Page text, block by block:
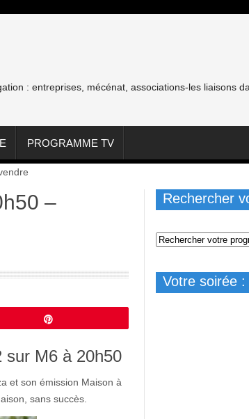
: entreprises, mécénat, associations-les liaisons
PROGRAMME TV
–
sur M6 à 20h50
et son émission Maison à
sans succès.
Rechercher
Votre soirée :